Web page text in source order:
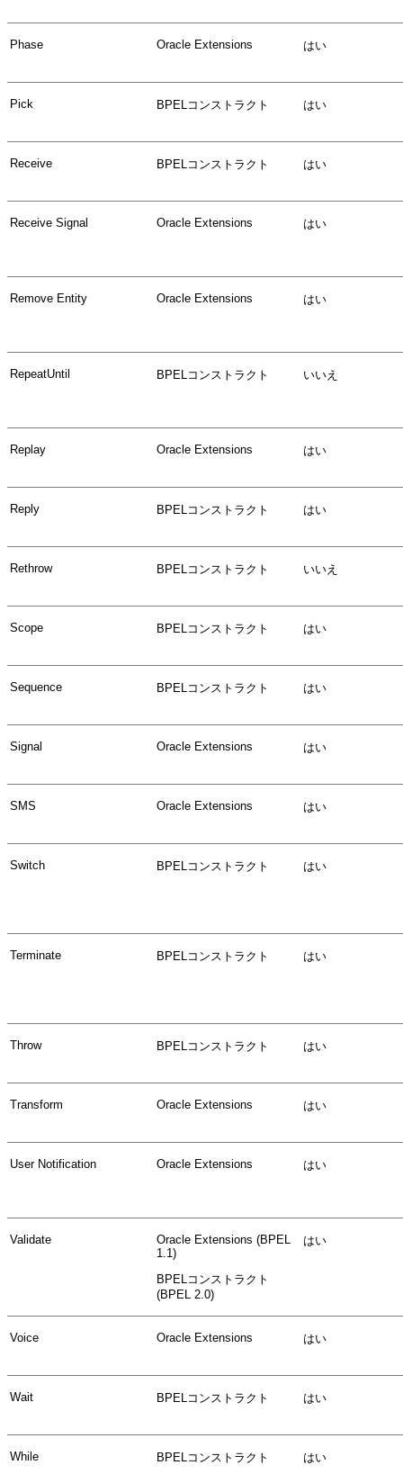
Phase Oracle Extensions はい
Pick BPELコンストラクト はい
Receive BPELコンストラクト はい
Receive Signal Oracle Extensions はい
Remove Entity Oracle Extensions はい
RepeatUntil BPELコンストラクト いいえ
Replay Oracle Extensions はい
Reply BPELコンストラクト はい
Rethrow BPELコンストラクト いいえ
Scope BPELコンストラクト はい
Sequence BPELコンストラクト はい
Signal Oracle Extensions はい
SMS Oracle Extensions はい
Switch BPELコンストラクト はい
Terminate BPELコンストラクト はい
Throw BPELコンストラクト はい
Transform Oracle Extensions はい
User Notification Oracle Extensions はい
Validate
Oracle Extensions (BPEL
1.1)
BPELコンストラクト
(BPEL 2.0)
はい
Voice Oracle Extensions はい
Wait BPELコンストラクト はい
While BPELコンストラクト はい